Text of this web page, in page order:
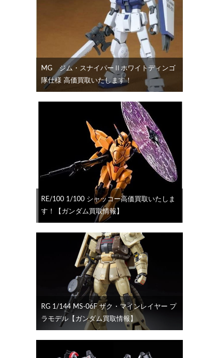
MG ジム・スナイパーⅡホワイトディンゴ
隊仕様 高価買取いたします！
RE/100 1/100 シャッコー高価買取いたしま
す！【ガンダム買取情報】
RG 1/144 MS-06F ザク・マインレイヤー プ
ラモデル【ガンダム買取情報】